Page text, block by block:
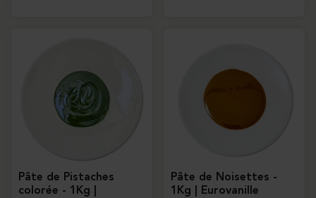
Pâte de Pistaches
colorée - 1Kg |
Pâte de Noisettes -
1Kg | Eurovanille